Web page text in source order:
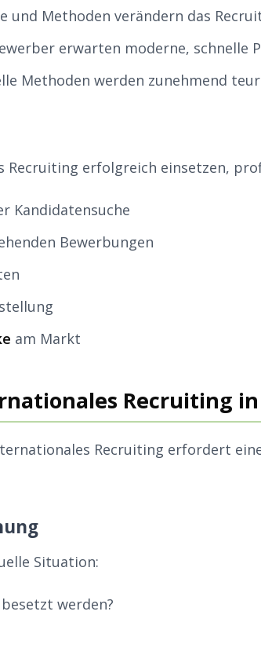
und Methoden verändern das
erwarten moderne, schnelle
Methoden werden zunehmend
Recruiting erfolgreich einsetzen,
Kandidatensuche
Bewerbungen
am Markt
Recruiting in
Recruiting erfordert
Situation:
werden?